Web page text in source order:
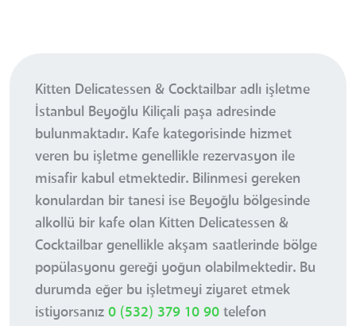
Kitten Delicatessen & Cocktailbar adlı işletme
İstanbul Beyoğlu Kiliçali paşa adresinde
bulunmaktadır. Kafe kategorisinde hizmet
veren bu işletme genellikle rezervasyon ile
misafir kabul etmektedir. Bilinmesi gereken
konulardan bir tanesi ise Beyoğlu bölgesinde
alkollü bir kafe olan Kitten Delicatessen &
Cocktailbar genellikle akşam saatlerinde bölge
popülasyonu gereği yoğun olabilmektedir. Bu
durumda eğer bu işletmeyi ziyaret etmek
istiyorsanız 0 (532) 379 10 90 telefon